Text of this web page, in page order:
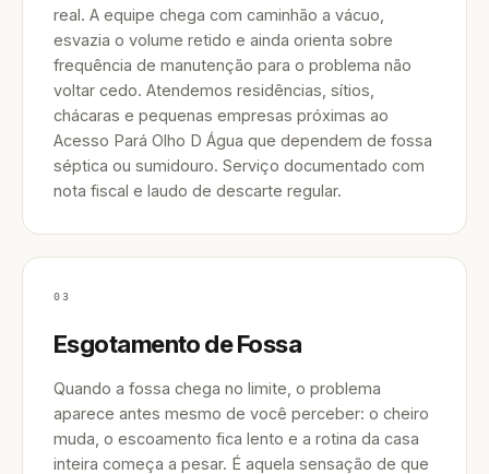
real. A equipe chega com caminhão a vácuo,
esvazia o volume retido e ainda orienta sobre
frequência de manutenção para o problema não
voltar cedo. Atendemos residências, sítios,
chácaras e pequenas empresas próximas ao
Acesso Pará Olho D Água que dependem de fossa
séptica ou sumidouro. Serviço documentado com
nota fiscal e laudo de descarte regular.
03
Esgotamento de Fossa
Quando a fossa chega no limite, o problema
aparece antes mesmo de você perceber: o cheiro
muda, o escoamento fica lento e a rotina da casa
inteira começa a pesar. É aquela sensação de que